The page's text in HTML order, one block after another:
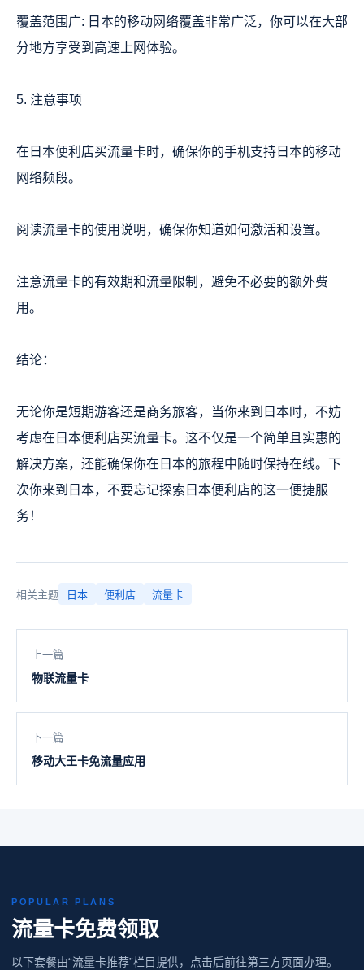
覆盖范围广: 日本的移动网络覆盖非常广泛，你可以在大部
分地方享受到高速上网体验。
5. 注意事项
在日本便利店买流量卡时，确保你的手机支持日本的移动
网络频段。
阅读流量卡的使用说明，确保你知道如何激活和设置。
注意流量卡的有效期和流量限制，避免不必要的额外费
用。
结论：
无论你是短期游客还是商务旅客，当你来到日本时，不妨
考虑在日本便利店买流量卡。这不仅是一个简单且实惠的
解决方案，还能确保你在日本的旅程中随时保持在线。下
次你来到日本，不要忘记探索日本便利店的这一便捷服
务！
相关主题 日本 便利店 流量卡
上一篇
物联流量卡
下一篇
移动大王卡免流量应用
POPULAR PLANS
流量卡免费领取
以下套餐由“流量卡推荐”栏目提供，点击后前往第三方页面办理。